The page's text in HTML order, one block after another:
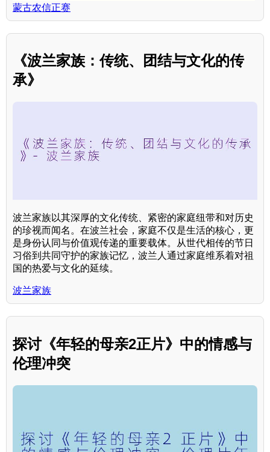
蒙古农信正赛
《波兰家族：传统、团结与文化的传
承》
波兰家族以其深厚的文化传统、紧密的家庭纽带和对历史
的珍视而闻名。在波兰社会，家庭不仅是生活的核心，更
是身份认同与价值观传递的重要载体。从世代相传的节日
习俗到共同守护的家族记忆，波兰人通过家庭维系着对祖
国的热爱与文化的延续。
波兰家族
探讨《年轻的母亲2正片》中的情感与
伦理冲突